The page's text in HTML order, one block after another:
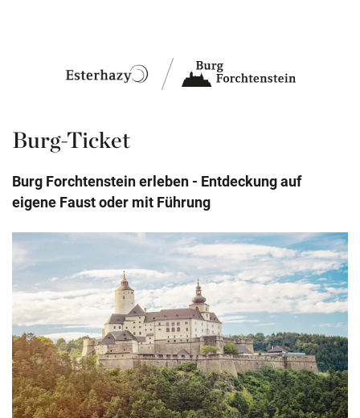
Burg-Ticket
Burg Forchtenstein erleben - Entdeckung auf
eigene Faust oder mit Führung